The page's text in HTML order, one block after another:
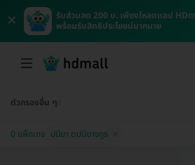
×
รับส่วนลด 200 บ. เพียงโหลดแอป
พร้อมรับสิทธิประโยชน์มากมาย
ตัวกรองอื่น ๆ
0 แพ็กเกจ ปนียา ตปนียางกูร